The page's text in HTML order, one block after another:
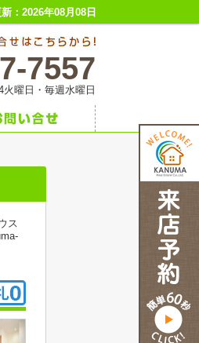
：2026年08月08日
7557
曜日・毎週水曜日
ス